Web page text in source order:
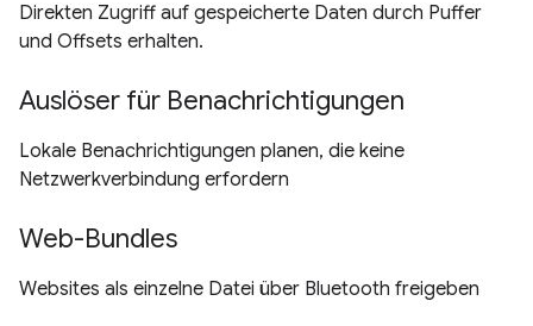
Direkten Zugriff auf gespeicherte Daten durch Puffer
und Offsets erhalten.
Auslöser für Benachrichtigungen
Lokale Benachrichtigungen planen, die keine
Netzwerkverbindung erfordern
Web-Bundles
Websites als einzelne Datei über Bluetooth freigeben